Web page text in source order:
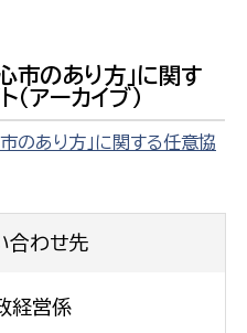
市のあり方」に関す
アーカイブ）
のあり方」に関する任意協
合わせ先
経営係